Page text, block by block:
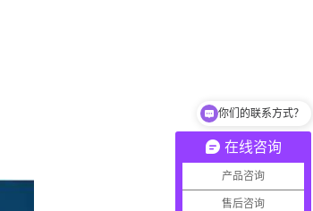
在线咨询
产品咨询
售后咨询